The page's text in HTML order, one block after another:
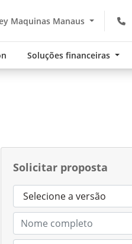
Maquinas Manaus
Soluções financeiras
Solicitar proposta